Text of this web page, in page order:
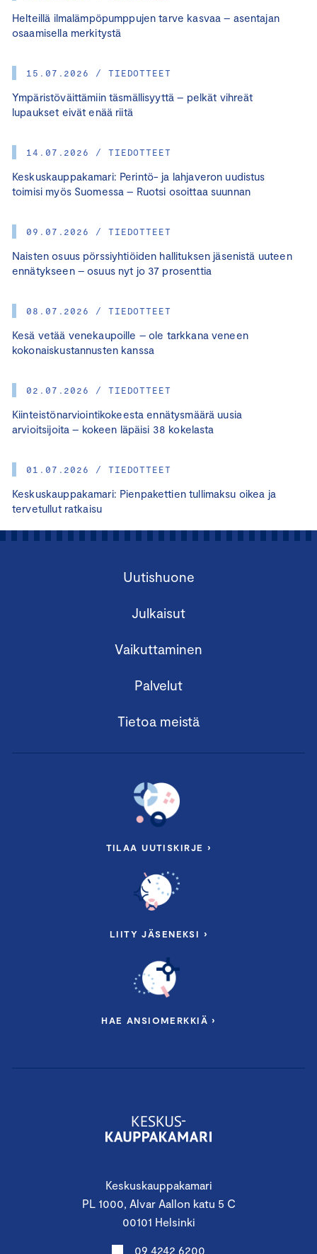
Helteillä ilmalämpöpumppujen tarve kasvaa – asentajan
osaamisella merkitystä
15.07.2026 / TIEDOTTEET
Ympäristöväittämiin täsmällisyyttä – pelkät vihreät
lupaukset eivät enää riitä
14.07.2026 / TIEDOTTEET
Keskuskauppakamari: Perintö- ja lahjaveron uudistus
toimisi myös Suomessa – Ruotsi osoittaa suunnan
09.07.2026 / TIEDOTTEET
Naisten osuus pörssiyhtiöiden hallituksen jäsenistä uuteen
ennätykseen – osuus nyt jo 37 prosenttia
08.07.2026 / TIEDOTTEET
Kesä vetää venekaupoille – ole tarkkana veneen
kokonaiskustannusten kanssa
02.07.2026 / TIEDOTTEET
Kiinteistönarviointikokeesta ennätysmäärä uusia
arvioitsijoita – kokeen läpäisi 38 kokelasta
01.07.2026 / TIEDOTTEET
Keskuskauppakamari: Pienpakettien tullimaksu oikea ja
tervetullut ratkaisu
Keskuskauppakamari
PL 1000, Alvar Aallon katu 5 C
00101 Helsinki
09 4242 6200
Uutishuone
Julkaisut
Vaikuttaminen
Palvelut
Tietoa meistä
TILAA UUTISKIRJE ›
LIITY JÄSENEKSI ›
HAE ANSIOMERKKIÄ ›